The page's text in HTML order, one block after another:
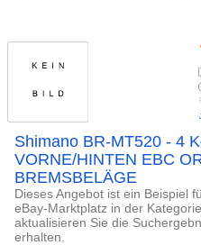
Shimano BR-MT520 - 4
VORNE/HINTEN EBC
BREMSBELÄGE
Dieses Angebot ist ein Beispiel
eBay-Marktplatz in der
aktualisieren Sie die
erhalten.